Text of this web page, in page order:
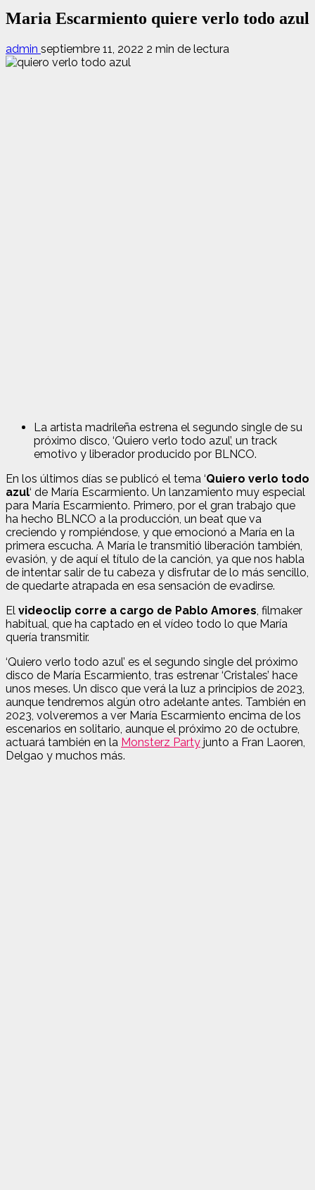
Maria Escarmiento quiere verlo todo azul
admin septiembre 11, 2022 2 min de lectura
La artista madrileña estrena el segundo single de su
próximo disco, ‘Quiero verlo todo azul’, un track
emotivo y liberador producido por BLNCO.
En los últimos días se publicó el tema ‘Quiero verlo todo
azul‘ de María Escarmiento. Un lanzamiento muy especial
para María Escarmiento. Primero, por el gran trabajo que
ha hecho BLNCO a la producción, un beat que va
creciendo y rompiéndose, y que emocionó a María en la
primera escucha. A María le transmitió liberación también,
evasión, y de aquí el título de la canción, ya que nos habla
de intentar salir de tu cabeza y disfrutar de lo más sencillo,
de quedarte atrapada en esa sensación de evadirse.
El videoclip corre a cargo de Pablo Amores, filmaker
habitual, que ha captado en el vídeo todo lo que María
quería transmitir.
‘Quiero verlo todo azul’ es el segundo single del próximo
disco de María Escarmiento, tras estrenar ‘Cristales’ hace
unos meses. Un disco que verá la luz a principios de 2023,
aunque tendremos algún otro adelante antes. También en
2023, volveremos a ver María Escarmiento encima de los
escenarios en solitario, aunque el próximo 20 de octubre,
actuará también en la Monsterz Party junto a Fran Laoren,
Delgao y muchos más.